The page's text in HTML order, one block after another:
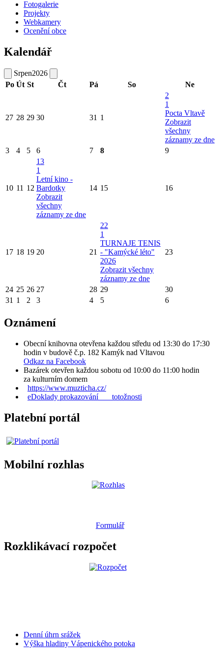
Fotogalerie
Projekty
Webkamery
Ocenění obce
Kalendář
Srpen2026
Po Út St Čt Pá So Ne
27 28 29 30 31 1
2
1
Pocta Vltavě
Zobrazit
všechny
záznamy ze dne
3
4 5 6 7 8 9
10 11 12
13
1
Letní kino -
Bardotky
Zobrazit
všechny
záznamy ze dne
14 15 16
17 18 19 20 21
22
1
TURNAJE TENIS
- "Kamýcké léto"
2026
Zobrazit všechny
záznamy ze dne
23
24 25 26 27 28 29
30
31 1 2 3 4 5 6
Oznámení
Obecní knihovna otevřena každou středu od 13:30 do 17:30
hodin v budově č.p. 182 Kamýk nad Vltavou
Odkaz na Facebook
Bazárek otevřen každou sobotu od 10:00 do 11:00 hodin
za kulturním domem
https://www.muzticha.cz/
eDoklady prokazování totožnosti
Platební portál
Mobilní rozhlas
Formulář
Rozklikávací rozpočet
Denní úhrn srážek
Výška hladiny Vápenického potoka